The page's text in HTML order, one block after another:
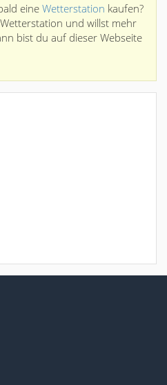
eine Wetterstation kaufen?
und willst mehr
bist du auf dieser Webseite